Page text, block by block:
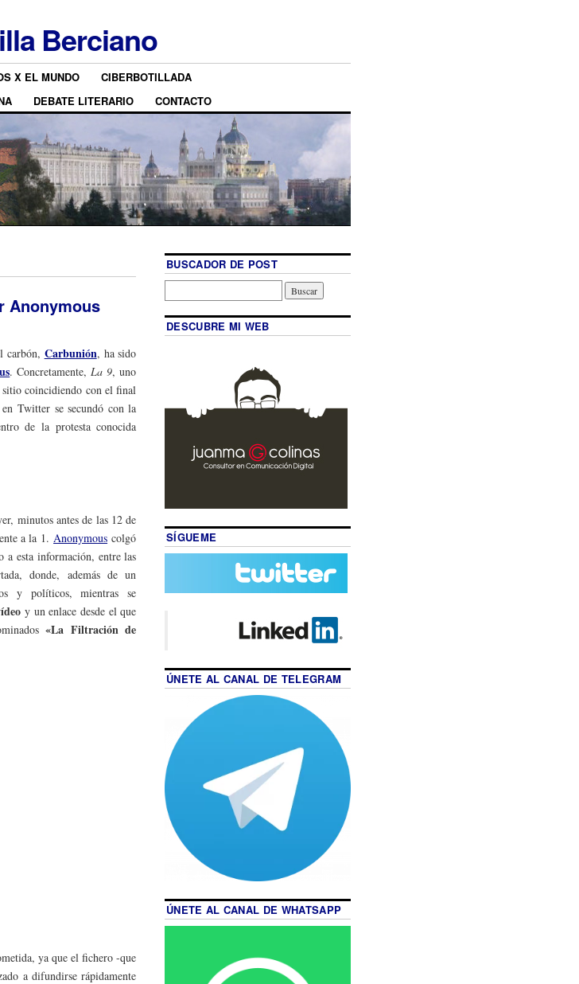
Berciano
X EL MUNDO
CIBERBOTILLADA
DEBATE LITERARIO CONTACTO
Anonymous
carbón, Carbunión, ha sido
. Concretamente,La 9, uno
coincidiendo con el final
Twitter se secundó con la
de la protesta conocida
minutos antes de las 12 de
a la 1.Anonymous colgó
a esta información, entre las
donde, además de un
y políticos, mientras se
y un enlace desde el que
«La Filtración de
ya que el fichero -que
a difundirse rápidamente
BUSCADOR DE POST
DESCUBRE MI WEB
SÍGUEME
ÚNETE AL CANAL DE TELEGRAM
ÚNETE AL CANAL DE WHATSAPP